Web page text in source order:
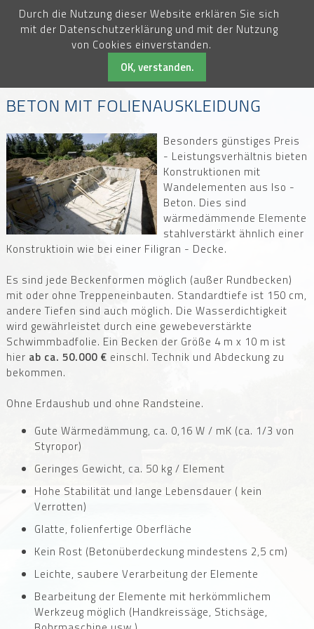
Hermann Püschel GmbH
Schwimmbecken & Zubehör
BETON MIT FOLIENAUSKLEIDUNG
Besonders günstiges Preis
- Leistungsverhältnis bieten
Konstruktionen mit
Wandelementen aus Iso -
Beton. Dies sind
wärmedämmende Elemente
stahlverstärkt ähnlich einer
Konstruktioin wie bei einer Filigran - Decke.
Es sind jede Beckenformen möglich (außer Rundbecken)
mit oder ohne Treppeneinbauten. Standardtiefe ist 150 cm,
andere Tiefen sind auch möglich. Die Wasserdichtigkeit
wird gewährleistet durch eine gewebeverstärkte
Schwimmbadfolie. Ein Becken der Größe 4 m x 10 m ist
hier ab ca. 50.000 € einschl. Technik und Abdeckung zu
bekommen.
Ohne Erdaushub und ohne Randsteine.
Gute Wärmedämmung, ca. 0,16 W / mK (ca. 1/3 von
Styropor)
Geringes Gewicht, ca. 50 kg / Element
Hohe Stabilität und lange Lebensdauer ( kein
Verrotten)
Glatte, folienfertige Oberfläche
Kein Rost (Betonüberdeckung mindestens 2,5 cm)
Leichte, saubere Verarbeitung der Elemente
Bearbeitung der Elemente mit herkömmlichem
Werkzeug möglich (Handkreissäge, Stichsäge,
Durch die Nutzung dieser Website erklären Sie sich
mit der Datenschutzerklärung und mit der Nutzung
von Cookies einverstanden.
OK, verstanden.